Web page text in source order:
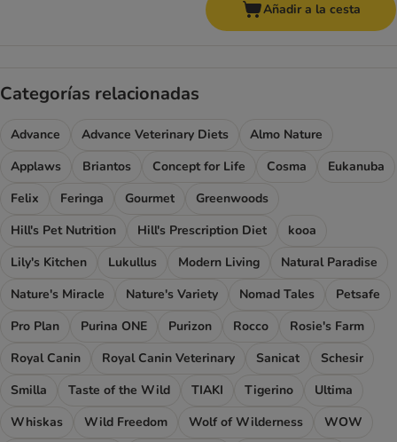
Añadir a la cesta
Categorías relacionadas
Advance Advance Veterinary Diets
Almo Nature
Applaws
Briantos Concept for Life Cosma
Eukanuba
Felix
Feringa Gourmet
Greenwoods
Hill's Pet Nutrition
Hill's Prescription Diet
kooa
Lily's Kitchen
Lukullus Modern Living
Natural Paradise
Nature's Miracle
Nature's Variety Nomad Tales
Petsafe
Pro Plan
Purina ONE Purizon Rocco
Rosie's Farm
Royal Canin
Royal Canin Veterinary Sanicat
Schesir
Smilla
Taste of the Wild TIAKI Tigerino
Ultima
Whiskas
Wild Freedom Wolf of Wilderness
WOW